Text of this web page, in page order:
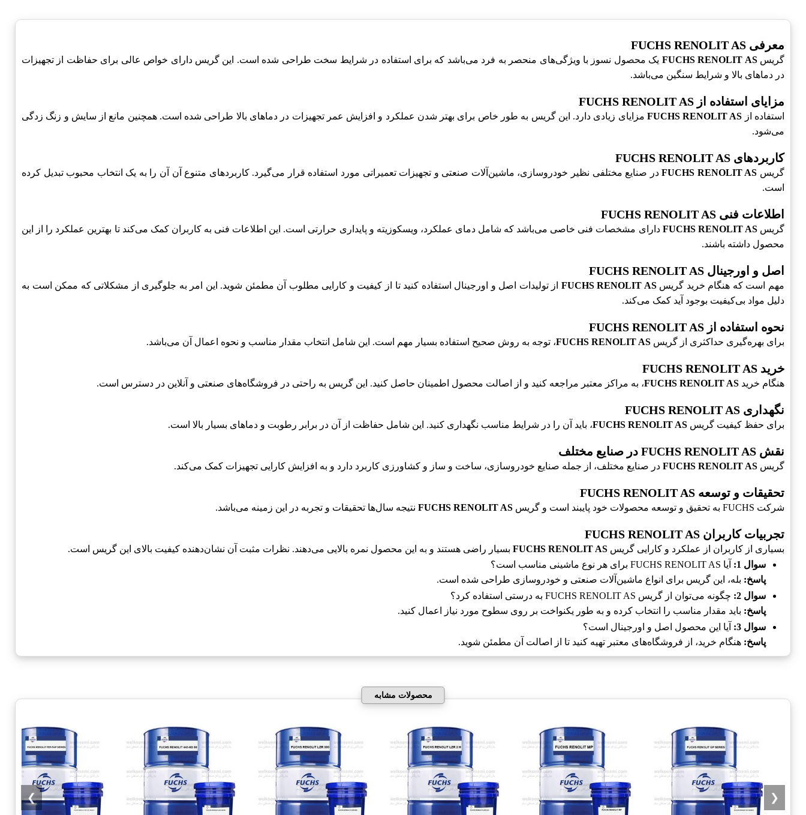
معرفی FUCHS RENOLIT AS
گریسFUCHS RENOLIT AS یک محصول نسوز با ویژگی‌های منحصر به فرد می‌باشد که برای استفاده در شرایط سخت طراحی شده است. این گریس دارای خواص عالی برای حفاظت از تجهیزات
در دماهای بالا و شرایط سنگین می‌باشد.
مزایای استفاده از FUCHS RENOLIT AS
استفاده از FUCHS RENOLIT AS مزایای زیادی دارد. این گریس به طور خاص برای بهتر شدن عملکرد و افزایش عمر تجهیزات در دماهای بالا طراحی شده است. همچنین مانع از سایش و زنگ زدگی
می‌شود.
کاربردهای FUCHS RENOLIT AS
گریس FUCHS RENOLIT ASدر صنایع مختلفی نظیر خودروسازی، ماشین‌آلات صنعتی و تجهیزات تعمیراتی مورد استفاده قرار می‌گیرد. کاربردهای متنوع آن آن را به یک انتخاب محبوب تبدیل کرده
است.
اطلاعات فنی FUCHS RENOLIT AS
گریسFUCHS RENOLIT AS دارای مشخصات فنی خاصی می‌باشد که شامل دمای عملکرد، ویسکوزیته و پایداری حرارتی است. این اطلاعات فنی به کاربران کمک می‌کند تا بهترین عملکرد را از این
محصول داشته باشند.
اصل و اورجینال FUCHS RENOLIT AS
مهم است که هنگام خرید گریسFUCHS RENOLIT AS از تولیدات اصل و اورجینال استفاده کنید تا از کیفیت و کارایی مطلوب آن مطمئن شوید. این امر به جلوگیری از مشکلاتی که ممکن است به
دلیل مواد بی‌کیفیت بوجود آید کمک می‌کند.
نحوه استفاده از FUCHS RENOLIT AS
برای بهره‌گیری حداکثری از گریس FUCHS RENOLIT AS، توجه به روش صحیح استفاده بسیار مهم است. این شامل انتخاب مقدار مناسب و نحوه اعمال آن می‌باشد.
خرید FUCHS RENOLIT AS
هنگام خرید FUCHS RENOLIT AS، به مراکز معتبر مراجعه کنید و از اصالت محصول اطمینان حاصل کنید. این گریس به راحتی در فروشگاه‌های صنعتی و آنلاین در دسترس است.
نگهداری FUCHS RENOLIT AS
برای حفظ کیفیت گریس FUCHS RENOLIT AS، باید آن را در شرایط مناسب نگهداری کنید. این شامل حفاظت از آن در برابر رطوبت و دماهای بسیار بالا است.
نقش FUCHS RENOLIT AS در صنایع مختلف
گریس FUCHS RENOLIT AS در صنایع مختلف، از جمله صنایع خودروسازی، ساخت و ساز و کشاورزی کاربرد دارد و به افزایش کارایی تجهیزات کمک می‌کند.
تحقیقات و توسعه FUCHS RENOLIT AS
شرکت FUCHS به تحقیق و توسعه محصولات خود پایبند است و گریس FUCHS RENOLIT AS نتیجه سال‌ها تحقیقات و تجربه در این زمینه می‌باشد.
تجربیات کاربران FUCHS RENOLIT AS
بسیاری از کاربران از عملکرد و کارایی گریس FUCHS RENOLIT AS بسیار راضی هستند و به این محصول نمره بالایی می‌دهند. نظرات مثبت آن نشان‌دهنده کیفیت بالای این گریس است.
سوال 1:
آیا FUCHS RENOLIT AS برای هر نوع ماشینی مناسب است؟
پاسخ: بله، این گریس برای انواع ماشین‌آلات صنعتی و خودروسازی طراحی شده است.
سوال 2:
چگونه می‌توان از گریس FUCHS RENOLIT AS به درستی استفاده کرد؟
پاسخ: باید مقدار مناسب را انتخاب کرده و به طور یکنواخت بر روی سطوح مورد نیاز اعمال کنید.
سوال 3:
آیا این محصول اصل و اورجینال است؟
پاسخ: هنگام خرید، از فروشگاه‌های معتبر تهیه کنید تا از اصالت آن مطمئن شوید.
محصولات مشابه
❮
❯